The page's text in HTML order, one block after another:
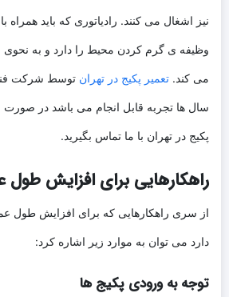
نیز اشغال می کنند. رادیاتوری که باید همراه
وظیفه ی گرم کردن محیط را دارد و به نحوی
می کند. تعمیر پکیج در تهران توسط شرکت
سال ها تجربه قابل انجام می باشد در صورت
پکیج در تهران با ما تماس بگیرید.
راهکارهایی برای افزایش طول
از سری راهکارهایی که برای افزایش طول
دارد می توان به موارد زیر اشاره کرد:
توجه به ورودی پکیج ها